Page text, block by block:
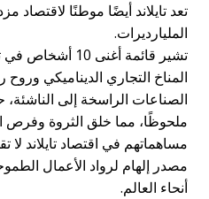
تعد تايلاند أيضًا موطنًا لاقتصاد
المليارديرات.
المناخ التجاري الديناميكي وروح
الصناعات الراسخة إلى الناشئة،
ملحوظًا، مما خلق الثروة
مساهماتهم في اقتصاد تايلاند لا
مصدر إلهام لرواد الأعمال
أنحاء العالم.